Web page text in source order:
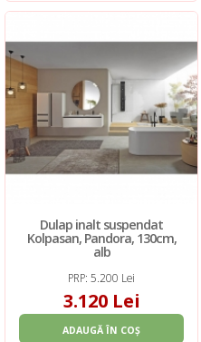
Dulap inalt suspendat
Kolpasan, Pandora, 130cm,
alb
PRP: 5.200 Lei
3.120 Lei
ADAUGĂ ÎN COȘ